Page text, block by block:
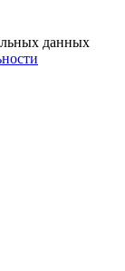
данных